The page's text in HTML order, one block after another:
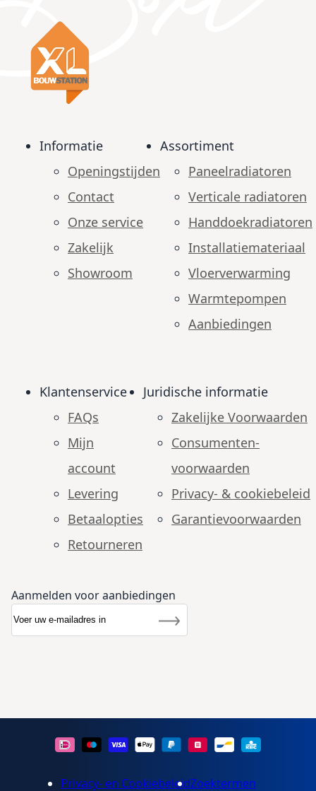
Informatie
Openingstijden
Contact
Onze service
Zakelijk
Showroom
Assortiment
Paneelradiatoren
Verticale radiatoren
Handdoekradiatoren
Installatiemateriaal
Vloerverwarming
Warmtepompen
Aanbiedingen
Klantenservice
FAQs
Mijn
account
Levering
Betaalopties
Retourneren
Juridische informatie
Zakelijke Voorwaarden
Consumenten­
voorwaarden
Privacy- & cookiebeleid
Garantie­voorwaarden
Aanmelden voor aanbiedingen
Nieuwsbrief
Inschrijven
Privacy- en CookiebeleidZoektermen